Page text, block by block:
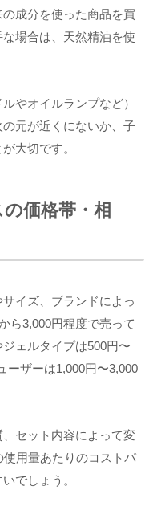
成分を使った商品を買
場合は、天然精油を使
やオイルランプなど）
元が近くにないか、子
大切です。
価格帯・相
イズ、ブランドによっ
ら3,000円程度で売って
ェルタイプは500円〜
ーザーは1,000円〜3,000
セット内容によって変
用量あたりのコストパ
でしょう。